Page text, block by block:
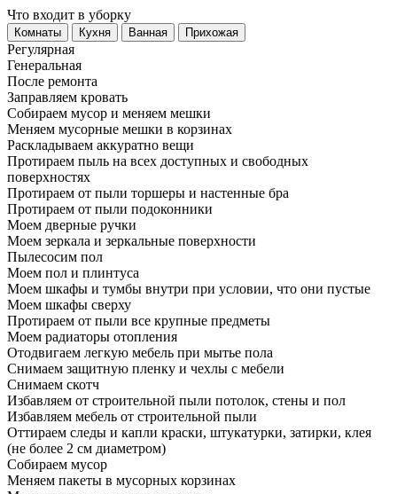
Что входит в уборку
Регу­лярная
Гене­ральная
После ремонта
Заправляем кровать
Собираем мусор и меняем мешки
Меняем мусорные мешки в корзинах
Раскладываем аккуратно вещи
Протираем пыль на всех доступных и свободных
поверхностях
Протираем от пыли торшеры и настенные бра
Протираем от пыли подоконники
Моем дверные ручки
Моем зеркала и зеркальные поверхности
Пылесосим пол
Моем пол и плинтуса
Моем шкафы и тумбы внутри при условии, что они пустые
Моем шкафы сверху
Протираем от пыли все крупные предметы
Моем радиаторы отопления
Отодвигаем легкую мебель при мытье пола
Снимаем защитную пленку и чехлы с мебели
Снимаем скотч
Избавляем от строительной пыли потолок, стены и пол
Избавляем мебель от строительной пыли
Оттираем следы и капли краски, штукатурки, затирки, клея
(не более 2 см диаметром)
Собираем мусор
Меняем пакеты в мусорных корзинах